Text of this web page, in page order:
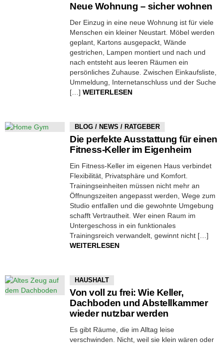
Neue Wohnung – sicher wohnen
Der Einzug in eine neue Wohnung ist für viele
Menschen ein kleiner Neustart. Möbel werden
geplant, Kartons ausgepackt, Wände
gestrichen, Lampen montiert und nach und
nach entsteht aus leeren Räumen ein
persönliches Zuhause. Zwischen Einkaufsliste,
Ummeldung, Internetanschluss und der Suche
[…] WEITERLESEN
BLOG / NEWS / RATGEBER
Die perfekte Ausstattung für einen
Fitness-Keller im Eigenheim
Ein Fitness-Keller im eigenen Haus verbindet
Flexibilität, Privatsphäre und Komfort.
Trainingseinheiten müssen nicht mehr an
Öffnungszeiten angepasst werden, Wege zum
Studio entfallen und die gewohnte Umgebung
schafft Vertrautheit. Wer einen Raum im
Untergeschoss in ein funktionales
Trainingsreich verwandelt, gewinnt nicht […]
WEITERLESEN
HAUSHALT
Von voll zu frei: Wie Keller,
Dachboden und Abstellkammer
wieder nutzbar werden
Es gibt Räume, die im Alltag leise
verschwinden. Nicht, weil sie klein wären oder